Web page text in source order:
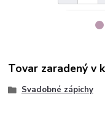
Tovar zaradený v
Svadobné zápichy